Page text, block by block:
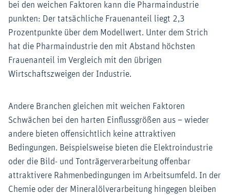
bei den weichen Faktoren kann die Pharmaindustrie
punkten: Der tatsächliche Frauenanteil liegt 2,3
Prozentpunkte über dem Modellwert. Unter dem Strich
hat die Pharmaindustrie den mit Abstand höchsten
Frauenanteil im Vergleich mit den übrigen
Wirtschaftszweigen der Industrie.
Andere Branchen gleichen mit weichen Faktoren
Schwächen bei den harten Einflussgrößen aus – wieder
andere bieten offensichtlich keine attraktiven
Bedingungen. Beispielsweise bieten die Elektroindustrie
oder die Bild- und Tonträgerverarbeitung offenbar
attraktivere Rahmenbedingungen im Arbeitsumfeld. In der
Chemie oder der Mineralölverarbeitung hingegen bleiben